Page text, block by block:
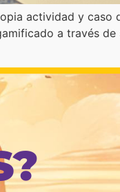
actividad y caso
a través